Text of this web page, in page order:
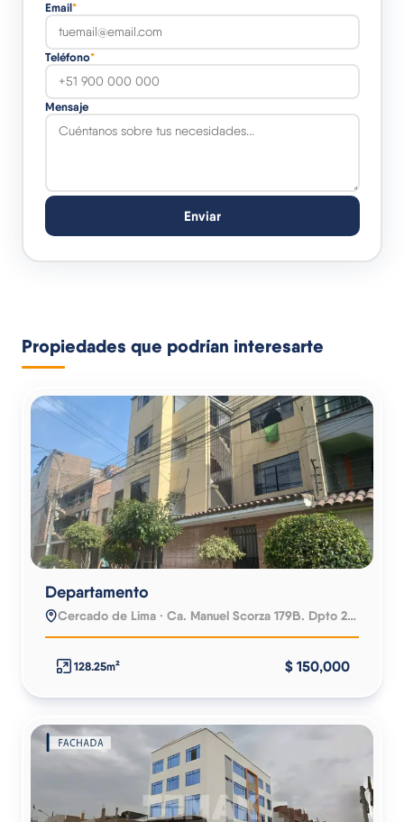
Email*
Teléfono*
Mensaje
Enviar
Propiedades que podrían interesarte
Departamento
Cercado de Lima · Ca. Manuel Scorza 179B. Dpto 201
128.25m² $ 150,000